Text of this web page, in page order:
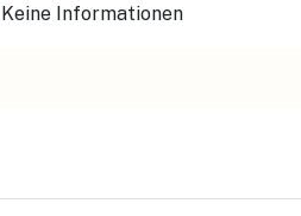
Keine Informationen